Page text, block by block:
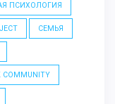
ПСИХОЛОГИЯ
СЕМЬЯ
COMMUNITY